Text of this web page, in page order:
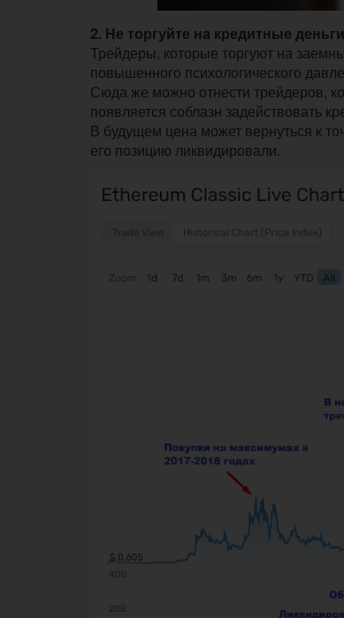
2. Не торгуйте на кредитные
Трейдеры, которые торгуют на
повышенного психологического
Сюда же можно отнести трейдеров,
появляется соблазн задействовать
В будущем цена может вернуться к
его позицию ликвидировали.